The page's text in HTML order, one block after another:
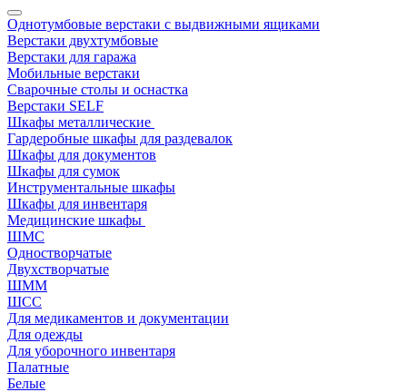
Однотумбовые верстаки с выдвижными ящиками
Верстаки двухтумбовые
Верстаки для гаража
Мобильные верстаки
Сварочные столы и оснастка
Верстаки SELF
Шкафы металлические
Гардеробные шкафы для раздевалок
Шкафы для документов
Шкафы для сумок
Инструментальные шкафы
Шкафы для инвентаря
Медицинские шкафы
ШМС
Одностворчатые
Двухстворчатые
ШММ
ШСС
Для медикаментов и документации
Для одежды
Для уборочного инвентаря
Палатные
Белые